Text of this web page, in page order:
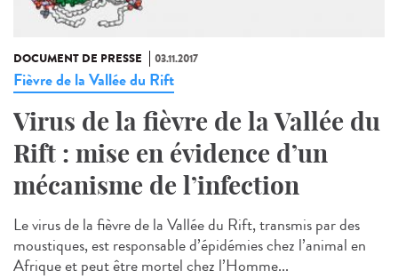
DOCUMENT DE PRESSE 03.11.2017
Fièvre de la Vallée du Rift
Virus de la fièvre de la Vallée du
Rift : mise en évidence d’un
mécanisme de l’infection
Le virus de la fièvre de la Vallée du Rift, transmis par des
moustiques, est responsable d’épidémies chez l’animal en
Afrique et peut être mortel chez l’Homme...